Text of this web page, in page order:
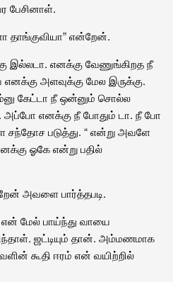
பேசினாள்.
தாங்குவியா” என்றேன்.
இல்லடா. எனக்கு வேணுங்கிறத நீ
அளவுக்கு மேல இருக்கு.
கேட்டா நீ ஒன்னும் சொல்ல
அப்போ எனக்கு நீ போதும் டா. நீ போ
படுத்து. “ என்று அவளே
ஓகே என்று பதில்
அவளை பார்த்தபடி.
என் மேல் பாய்ந்து வாயை
ஜட்டியும் தான். அம்மணமாக
கூதி ஈரம் என் வயிற்றில்